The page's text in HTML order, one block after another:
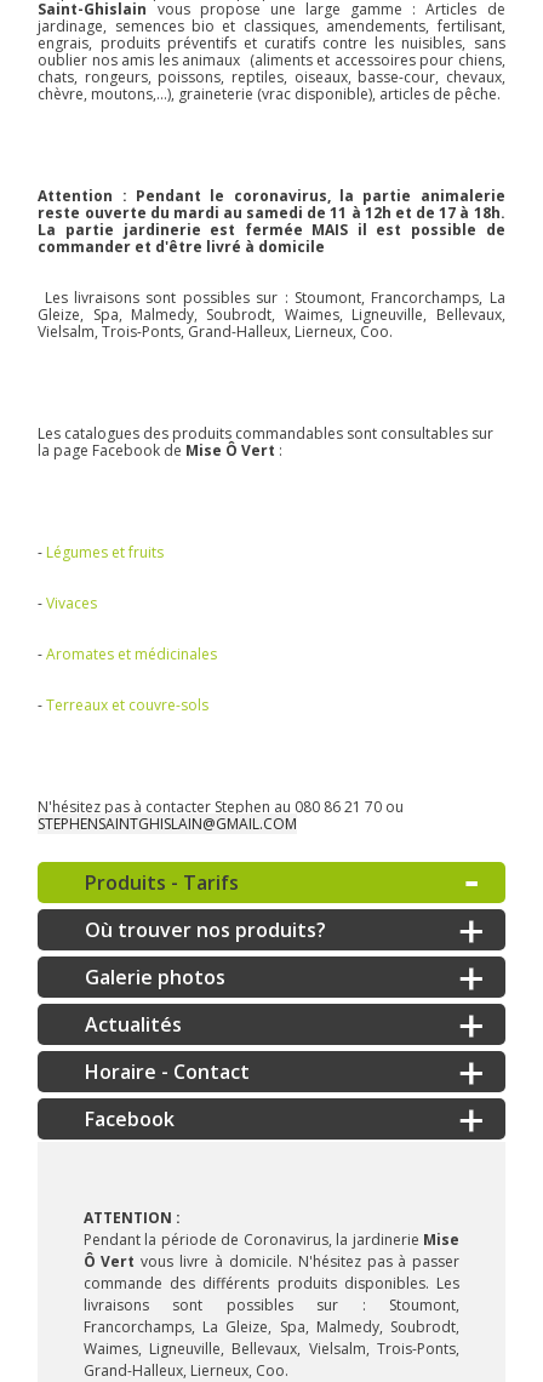
Saint-Ghislain vous propose une large gamme : Articles de
jardinage, semences bio et classiques, amendements, fertilisant,
engrais, produits préventifs et curatifs contre les nuisibles, sans
oublier nos amis les animaux (aliments et accessoires pour chiens,
chats, rongeurs, poissons, reptiles, oiseaux, basse-cour, chevaux,
chèvre, moutons,…), graineterie (vrac disponible), articles de pêche.
Attention : Pendant le coronavirus, la partie animalerie
reste ouverte du mardi au samedi de 11 à 12h et de 17 à 18h.
La partie jardinerie est fermée MAIS il est possible de
commander et d'être livré à domicile
Les livraisons sont possibles sur : Stoumont, Francorchamps, La
Gleize, Spa, Malmedy, Soubrodt, Waimes, Ligneuville, Bellevaux,
Vielsalm, Trois-Ponts, Grand-Halleux, Lierneux, Coo.
Les catalogues des produits commandables sont consultables sur
la page Facebook de Mise Ô Vert :
- Légumes et fruits
-Vivaces
-Aromates et médicinales
-Terreaux et couvre-sols
N'hésitez pas à contacter Stephen au 080 86 21 70 ou
STEPHENSAINTGHISLAIN@GMAIL.COM
Produits - Tarifs
Où trouver nos produits?
Galerie photos
Actualités
Horaire - Contact
ATTENTION :
Pendant la période de Coronavirus, la jardinerie Mise
Ô Vertvous livre à domicile. N'hésitez pas à passer
commande des différents produits disponibles. Les
livraisons sont possibles sur : Stoumont,
Francorchamps, La Gleize, Spa, Malmedy, Soubrodt,
Waimes, Ligneuville, Bellevaux, Vielsalm, Trois-Ponts,
Grand-Halleux, Lierneux, Coo.